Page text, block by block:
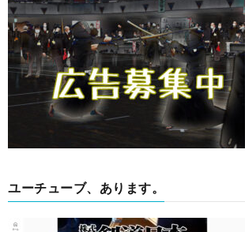
ユーチューブ、あります。